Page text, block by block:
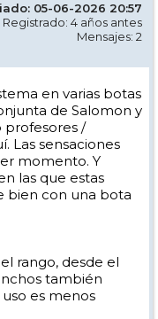
05-06-2026 20:57
Registrado: 4 años antes
Mensajes: 2
en varias botas
de Salomon y
profesores /
Las sensaciones
momento. Y
las que estas
bien con una bota
rango, desde el
también
es menos